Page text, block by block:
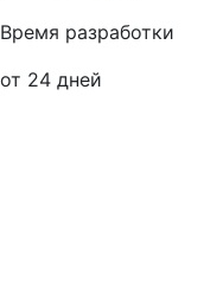
Время разработки
от 24 дней